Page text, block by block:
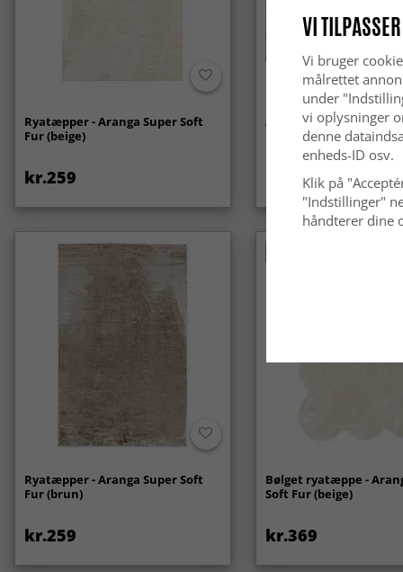
Ryatæpper - Aranga Super Soft
Fur (beige)
kr.259
Anti-slip/Skridsikker
kr.119
Ryatæpper - Aranga Super Soft
Fur (brun)
kr.259
Bølget ryatæppe -
Soft Fur (beige)
kr.369
VI
Vi bruger
målrettet
under
vi oplysninger
denne
enheds-ID osv.
Klik på
"Indstillinger"
håndterer dine